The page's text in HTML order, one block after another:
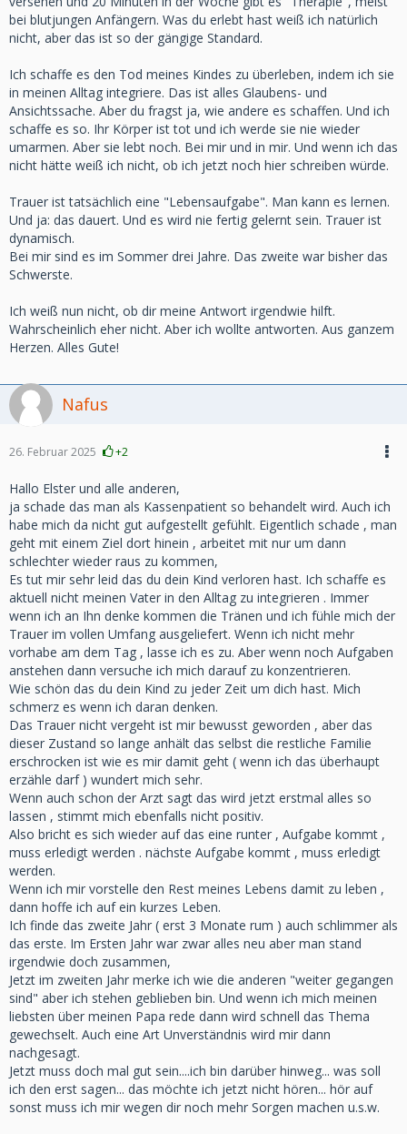
bei blutjungen Anfängern. Was du erlebt hast weiß ich natürlich
nicht, aber das ist so der gängige Standard.
Ich schaffe es den Tod meines Kindes zu überleben, indem ich sie
in meinen Alltag integriere. Das ist alles Glaubens- und
Ansichtssache. Aber du fragst ja, wie andere es schaffen. Und ich
schaffe es so. Ihr Körper ist tot und ich werde sie nie wieder
umarmen. Aber sie lebt noch. Bei mir und in mir. Und wenn ich das
nicht hätte weiß ich nicht, ob ich jetzt noch hier schreiben würde.
Trauer ist tatsächlich eine "Lebensaufgabe". Man kann es lernen.
Und ja: das dauert. Und es wird nie fertig gelernt sein. Trauer ist
dynamisch.
Bei mir sind es im Sommer drei Jahre. Das zweite war bisher das
Schwerste.
Ich weiß nun nicht, ob dir meine Antwort irgendwie hilft.
Wahrscheinlich eher nicht. Aber ich wollte antworten. Aus ganzem
Herzen. Alles Gute!
Nafus
26. Februar 2025 +2
Hallo Elster und alle anderen,
ja schade das man als Kassenpatient so behandelt wird. Auch ich
habe mich da nicht gut aufgestellt gefühlt. Eigentlich schade , man
geht mit einem Ziel dort hinein , arbeitet mit nur um dann
schlechter wieder raus zu kommen,
Es tut mir sehr leid das du dein Kind verloren hast. Ich schaffe es
aktuell nicht meinen Vater in den Alltag zu integrieren . Immer
wenn ich an Ihn denke kommen die Tränen und ich fühle mich der
Trauer im vollen Umfang ausgeliefert. Wenn ich nicht mehr
vorhabe am dem Tag , lasse ich es zu. Aber wenn noch Aufgaben
anstehen dann versuche ich mich darauf zu konzentrieren.
Wie schön das du dein Kind zu jeder Zeit um dich hast. Mich
schmerz es wenn ich daran denken.
Das Trauer nicht vergeht ist mir bewusst geworden , aber das
dieser Zustand so lange anhält das selbst die restliche Familie
erschrocken ist wie es mir damit geht ( wenn ich das überhaupt
erzähle darf ) wundert mich sehr.
Wenn auch schon der Arzt sagt das wird jetzt erstmal alles so
lassen , stimmt mich ebenfalls nicht positiv.
Also bricht es sich wieder auf das eine runter , Aufgabe kommt ,
muss erledigt werden . nächste Aufgabe kommt , muss erledigt
werden.
Wenn ich mir vorstelle den Rest meines Lebens damit zu leben ,
dann hoffe ich auf ein kurzes Leben.
Ich finde das zweite Jahr ( erst 3 Monate rum ) auch schlimmer als
das erste. Im Ersten Jahr war zwar alles neu aber man stand
irgendwie doch zusammen,
Jetzt im zweiten Jahr merke ich wie die anderen "weiter gegangen
sind" aber ich stehen geblieben bin. Und wenn ich mich meinen
liebsten über meinen Papa rede dann wird schnell das Thema
gewechselt. Auch eine Art Unverständnis wird mir dann
nachgesagt.
Jetzt muss doch mal gut sein....ich bin darüber hinweg... was soll
ich den erst sagen... das möchte ich jetzt nicht hören... hör auf
sonst muss ich mir wegen dir noch mehr Sorgen machen u.s.w.